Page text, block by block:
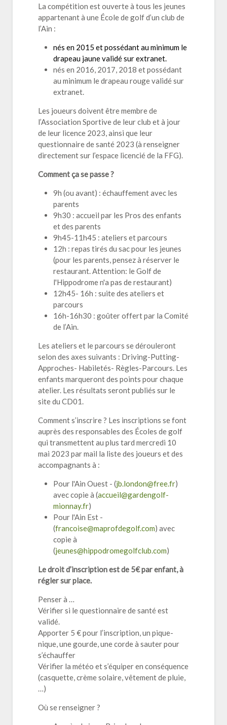
La compétition est ouverte à tous les jeunes
appartenant à une École de golf d’un club de
l’Ain :
nés en 2015 et possédant au minimum le
drapeau jaune validé sur extranet.
nés en 2016, 2017, 2018 et possédant
au minimum le drapeau rouge validé sur
extranet.
Les joueurs doivent être membre de
l’Association Sportive de leur club et à jour
de leur licence 2023, ainsi que leur
questionnaire de santé 2023 (à renseigner
directement sur l’espace licencié de la FFG).
Comment ça se passe ?
9h (ou avant) : échauffement avec les
parents
9h30 : accueil par les Pros des enfants
et des parents
9h45-11h45 : ateliers et parcours
12h : repas tirés du sac pour les jeunes
(pour les parents, pensez à réserver le
restaurant. Attention: le Golf de
l'Hippodrome n'a pas de restaurant)
12h45- 16h : suite des ateliers et
parcours
16h-16h30 : goûter offert par la Comité
de l’Ain.
Les ateliers et le parcours se dérouleront
selon des axes suivants : Driving-Putting-
Approches- Habiletés- Règles-Parcours. Les
enfants marqueront des points pour chaque
atelier. Les résultats seront publiés sur le
site du CD01.
Comment s’inscrire ? Les inscriptions se font
auprès des responsables des Écoles de golf
qui transmettent au plus tard mercredi 10
mai 2023 par mail la liste des joueurs et des
accompagnants à :
Pour l'Ain Ouest - (jb.london@free.fr)
avec copie à (accueil@gardengolf-
mionnay.fr)
Pour l'Ain Est -
(francoise@maprofdegolf.com) avec
copie à
(jeunes@hippodromegolfclub.com)
Le droit d’inscription est de 5€ par enfant, à
régler sur place.
Penser à …
Vérifier si le questionnaire de santé est
validé.
Apporter 5 € pour l’inscription, un pique-
nique, une gourde, une corde à sauter pour
s’échauffer
Vérifier la météo et s’équiper en conséquence
(casquette, crème solaire, vêtement de pluie,
…)
Où se renseigner ?